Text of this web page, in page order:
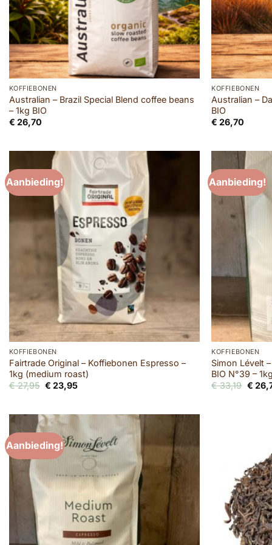
KOFFIEBONEN
Australian – Brazil Special Blend coffee beans
– 1kg BIO
€ 26,70
KOFFIEBONEN
Australian –
BIO
€ 26,70
Aanbieding!
KOFFIEBONEN
Fairtrade Original – Koffiebonen Espresso –
1kg (medium roast)
€27,95 Oorspronkelijke
€ 23,95Huidige
Aanbieding!
KOFFIEBONEN
Simon Lévelt
BIO N°39 – 1kg
€33,19 €
Aanbieding!